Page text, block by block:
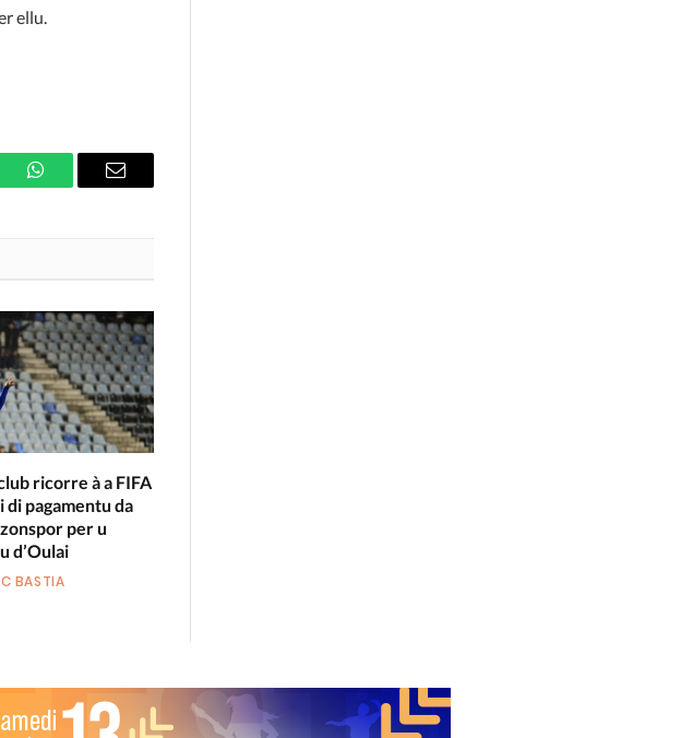
ellu.
WhatsAppEmail
ricorre à a FIFA
pagamentu da
per u
d’Oulai
BASTIA